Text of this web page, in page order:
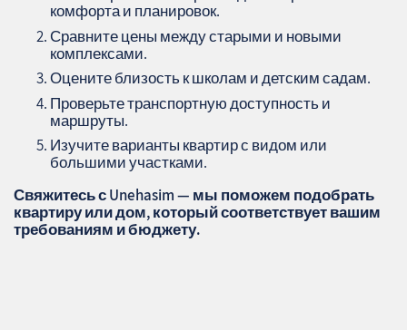
комфорта и планировок.
Сравните цены между старыми и новыми
комплексами.
Оцените близость к школам и детским садам.
Проверьте транспортную доступность и
маршруты.
Изучите варианты квартир с видом или
большими участками.
Свяжитесь сUnehasim— мы поможем подобрать
квартиру или дом, который соответствует вашим
требованиям и бюджету.